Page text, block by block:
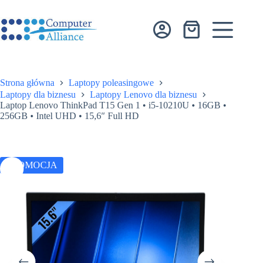
treści
Koszyk
Strona główna
Laptopy poleasingowe
Laptopy dla biznesu
Laptopy Lenovo dla biznesu
Laptop Lenovo ThinkPad T15 Gen 1 • i5-10210U • 16GB •
256GB • Intel UHD • 15,6″ Full HD
PROMOCJA